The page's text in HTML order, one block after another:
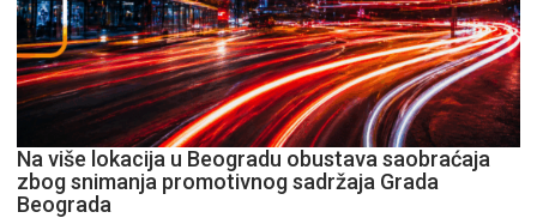
Na više lokacija u Beogradu obustava saobraćaja
zbog snimanja promotivnog sadržaja Grada
Beograda